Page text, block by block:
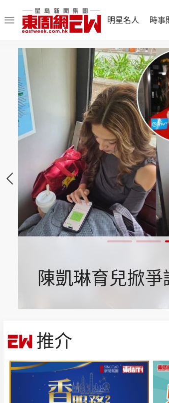
明星名人 時事
明星名人
娛樂焦點
話題人物
東姑熱話
時事財
時事直擊
財經智庫
焦點人物
她世代力
東周食玩通
樂在灣區
飲食玩樂
會員活動
東周JETSO
東周刊 cazbuyer
JobMarket 頭條搵工
陳凱琳育兒掀
轟自私
推介